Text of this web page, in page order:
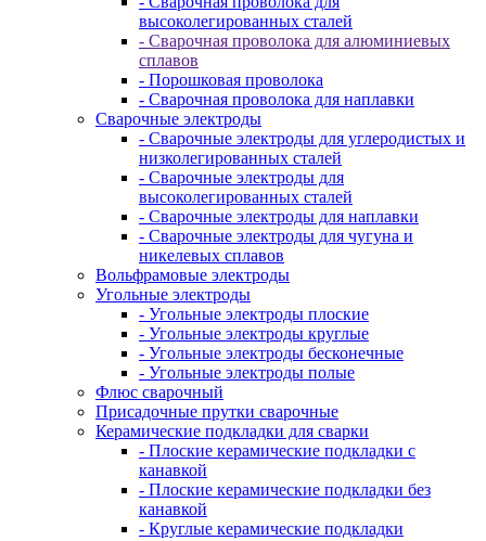
высоколегированных сталей
- Сварочная проволока для алюминиевых
сплавов
- Порошковая проволока
- Сварочная проволока для наплавки
Сварочные электроды
- Сварочные электроды для углеродистых и
низколегированных сталей
- Сварочные электроды для
высоколегированных сталей
- Сварочные электроды для наплавки
- Сварочные электроды для чугуна и
никелевых сплавов
Вольфрамовые электроды
Угольные электроды
- Угольные электроды плоские
- Угольные электроды круглые
- Угольные электроды бесконечные
- Угольные электроды полые
Флюс сварочный
Присадочные прутки сварочные
Керамические подкладки для сварки
- Плоские керамические подкладки с
канавкой
- Плоские керамические подкладки без
канавкой
- Круглые керамические подкладки